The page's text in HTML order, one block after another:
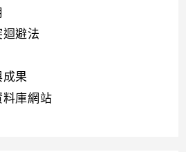
避法
果
庫網站